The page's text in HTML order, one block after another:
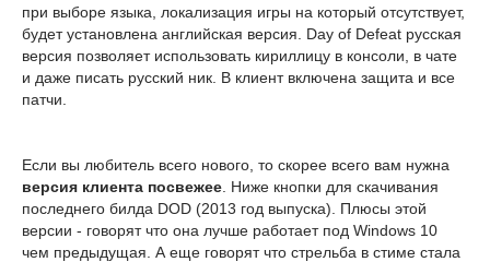
при выборе языка, локализация игры на который отсутствует,
будет установлена английская версия. Day of Defeat русская
версия позволяет использовать кириллицу в консоли, в чате
и даже писать русский ник. В клиент включена защита и все
патчи.
Если вы любитель всего нового, то скорее всего вам нужна
версия клиента посвежее . Ниже кнопки для скачивания
последнего билда DOD (2013 год выпуска). Плюсы этой
версии - говорят что она лучше работает под Windows 10
чем предыдущая. А еще говорят что стрельба в стиме стала